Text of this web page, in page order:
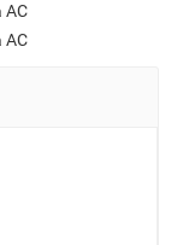
AC
AC